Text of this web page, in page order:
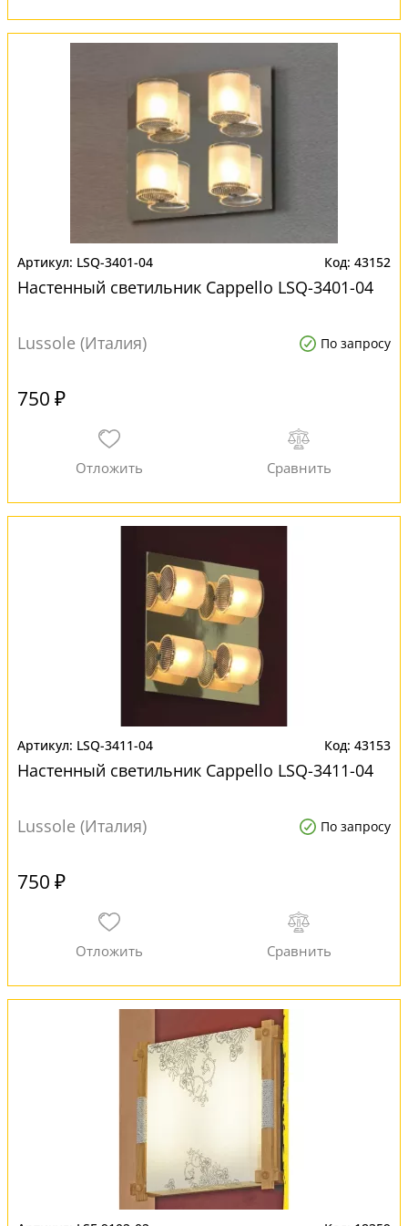
LSQ-3401-04 43152
Настенный светильник Cappello LSQ-3401-04
Lussole (Италия) По запросу
750 ₽
LSQ-3411-04 43153
Настенный светильник Cappello LSQ-3411-04
Lussole (Италия) По запросу
750 ₽